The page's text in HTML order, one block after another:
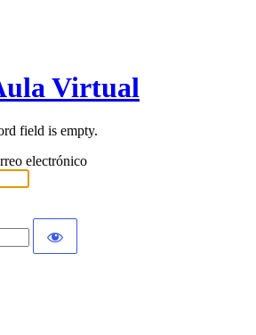
Virtual
field is empty.
electrónico